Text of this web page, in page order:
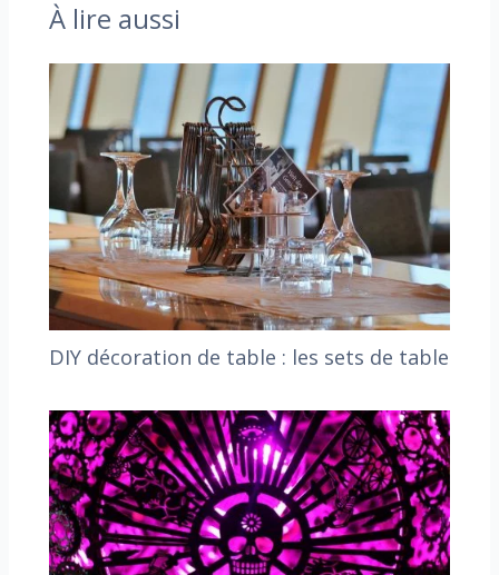
À lire aussi
DIY décoration de table : les sets de table